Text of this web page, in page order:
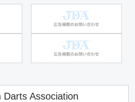
Darts Association